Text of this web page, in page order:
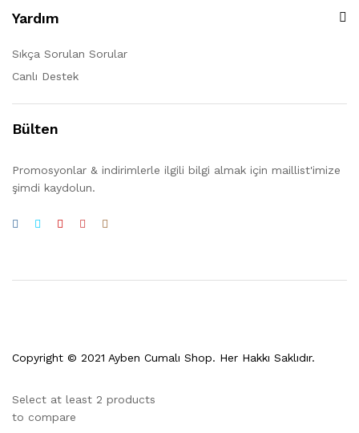
Yardım
Sıkça Sorulan Sorular
Canlı Destek
Bülten
Promosyonlar & indirimlerle ilgili bilgi almak için maillist'imize
şimdi kaydolun.
Copyright © 2021 Ayben Cumalı Shop. Her Hakkı Saklıdır.
Select at least 2 products
to compare